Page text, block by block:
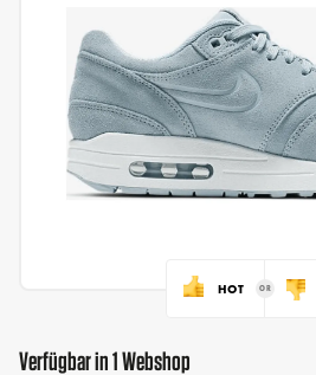
HOT
Verfügbar in 1 Webshop